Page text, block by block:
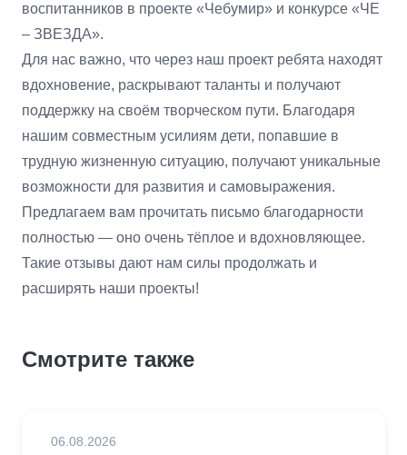
воспитанников в проекте «Чебумир» и конкурсе «ЧЕ
– ЗВЕЗДА».
Для нас важно, что через наш проект ребята находят
вдохновение, раскрывают таланты и получают
поддержку на своём творческом пути. Благодаря
нашим совместным усилиям дети, попавшие в
трудную жизненную ситуацию, получают уникальные
возможности для развития и самовыражения.
Предлагаем вам прочитать письмо благодарности
полностью — оно очень тёплое и вдохновляющее.
Такие отзывы дают нам силы продолжать и
расширять наши проекты!
Смотрите также
06.08.2026